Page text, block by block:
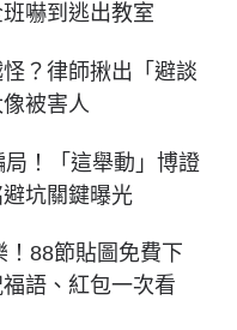
嚇到逃出教室
？律師揪出「避談
被害人
！「這舉動」博證
坑關鍵曝光
！88節貼圖免費下
語、紅包一次看